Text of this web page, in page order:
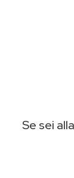
Se sei